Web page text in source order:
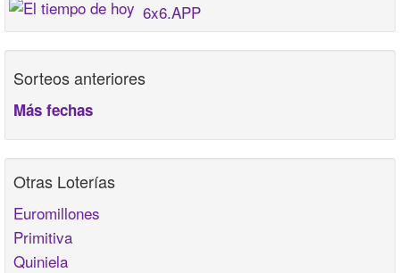
6x6.APP
Sorteos anteriores
Más fechas
Otras Loterías
Euromillones
Primitiva
Quiniela